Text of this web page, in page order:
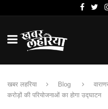
खबर लहरिया Blog
करोड़ों की परियोजनाओं का होगा उद्घाटन